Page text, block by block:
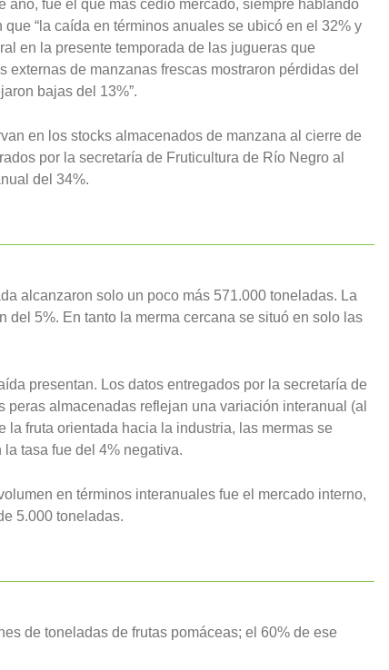
año, fue el que más cedió mercado, siempre hablando
“la caída en términos anuales se ubicó en el 32% y
en la presente temporada de las jugueras que
de manzanas frescas mostraron pérdidas del
bajas del 13%”.
en los stocks almacenados de manzana al cierre de
por la secretaría de Fruticultura de Río Negro al
del 34%.
alcanzaron solo un poco más 571.000 toneladas. La
del 5%. En tanto la merma cercana se situó en solo las
presentan. Los datos entregados por la secretaría de
almacenadas reflejan una variación interanual (al
la fruta orientada hacia la industria, las mermas se
tasa fue del 4% negativa.
en términos interanuales fue el mercado interno,
5.000 toneladas.
de toneladas de frutas pomáceas; el 60% de ese